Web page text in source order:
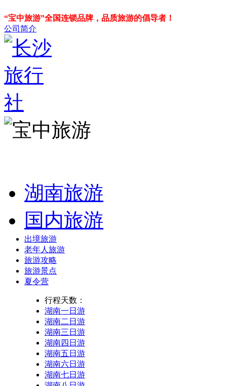
“宝中旅游”全国连锁品牌，品质旅游的倡导者！
公司简介
湖南旅游
国内旅游
出境旅游
老年人旅游
旅游攻略
旅游景点
夏令营
行程天数：
湖南一日游
湖南二日游
湖南三日游
湖南四日游
湖南五日游
湖南六日游
湖南七日游